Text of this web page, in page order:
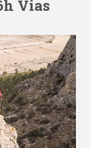
Vias